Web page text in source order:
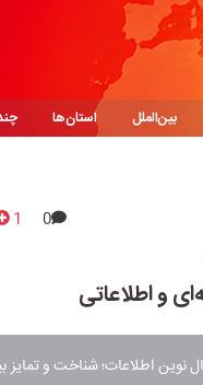
بین‌الملل استان‌ها
0
1
و اطلاعاتی
نوین اطلاعات؛ شناخت و تمایز